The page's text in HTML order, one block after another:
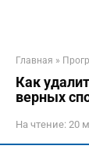
Главная »
Как
верных
На чтение: 20